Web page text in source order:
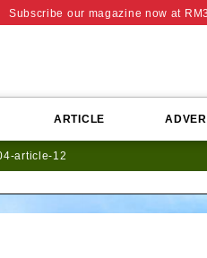
Subscribe our magazine now at
ARTICLE
article-12